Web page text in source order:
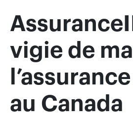
vigie de
au Canada